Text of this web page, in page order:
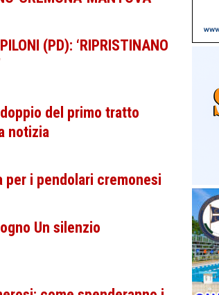
(PD): ‘RIPRISTINANO
del primo tratto
notizia
per i pendolari cremonesi
Un silenzio